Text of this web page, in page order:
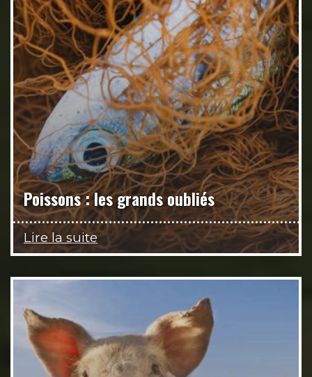
Poissons : les grands oubliés
Lire la suite